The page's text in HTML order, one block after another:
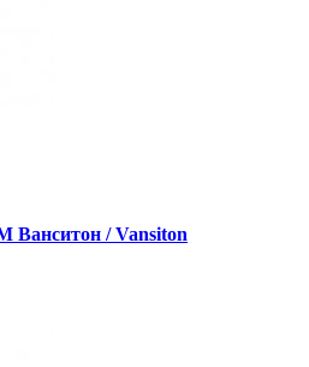
Ванситон / Vansiton